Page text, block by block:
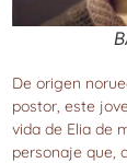
De origen
postor, este
vida de Elia de
personaje que,